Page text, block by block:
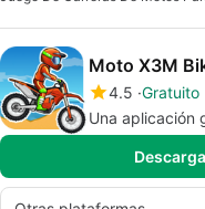
Moto X3M
4.5 Gratuito
Una aplicación